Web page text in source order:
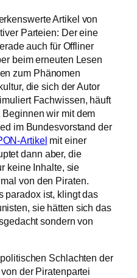
Artikel von
Parteien: Der eine
auch für Offliner
beim erneuten Lesen
zum Phänomen
die sich der Autor
Fachwissen, häuft
wir mit dem
im Bundesvorstand der
Artikel mit einer
dann aber, die
keine Inhalte, sie
von den Piraten.
paradox ist, klingt das
sie hätten sich das
sondern von
Schlachten der
der Piratenpartei